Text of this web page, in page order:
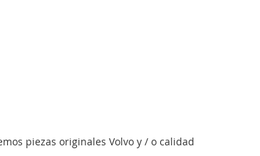
piezas originales Volvo y / o calidad